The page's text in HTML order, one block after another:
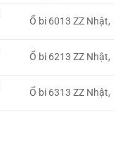
Ổ bi 6013 ZZ Nhật,
Ổ bi 6213 ZZ Nhật,
Ổ bi 6313 ZZ Nhật,